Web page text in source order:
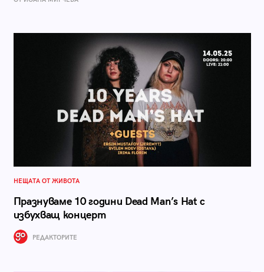
НЕЩАТА ОТ ЖИВОТА
Празнуваме 10 години Dead Man’s Hat с
избухващ концерт
РЕДАКТОРИТЕ